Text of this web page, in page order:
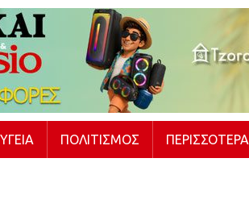
ΥΓΕΊΑ ΠΟΛΙΤΙΣΜΌΣ ΠΕΡΙΣΣΌΤΕΡΑ